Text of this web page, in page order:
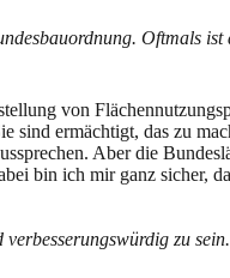
Oftmals
von
sind ermächtigt, das zu
Aber die
bin ich mir ganz sicher,
zu sein.